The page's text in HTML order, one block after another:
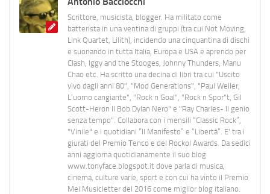
Scrittore, musicista, blogger. Ha militato come
batterista in una ventina di gruppi (tra cui Not Moving,
Link Quartet, Lilith), incidendo una cinquantina di dischi
e suonando in tutta Italia, Europa e USA e aprendo per
Clash, Iggy and the Stooges, Johnny Thunders, Manu
Chao etc. Ha scritto una decina di libri tra cui "Uscito
vivo dagli anni 80", "Mod Generations", "Paul Weller,
L’uomo cangiante", "Rock n Goal", "Rock n Spor"t, Gil
Scott-Heron Il Bob Dylan Nero" e "Ray Charles- Il genio
senza tempo". Collabora con i mensili “Classic Rock”,
"Vinile" e i quotidiani “Il Manifesto” e “Libertà”. E' tra i
giurati del Premio Tenco e del Rockol Awards. Da sedici
anni aggiorna quotidianamente il suo blog
www.tonyface.blogspot.it dove parla di musica,
cinema, culture varie, sport e con cui ha vinto il Premio
Mei Musicletter del 2016 come miglior blog italiano.